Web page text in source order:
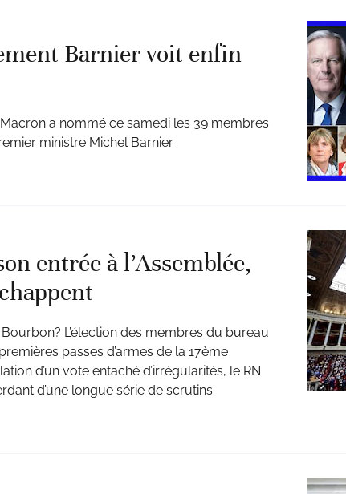
Barnier voit enfin
a nommé ce samedi les 39 membres
ministre Michel Barnier.
entrée à l’Assemblée,
L’élection des membres du bureau
passes d’armes de la 17ème
d’un vote entaché d’irrégularités, le RN
d’une longue série de scrutins.